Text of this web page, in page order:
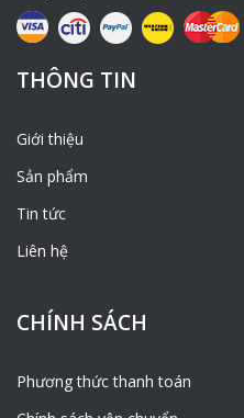
THÔNG TIN
Giới thiệu
Sản phẩm
Tin tức
Liên hệ
CHÍNH SÁCH
Phương thức thanh toán